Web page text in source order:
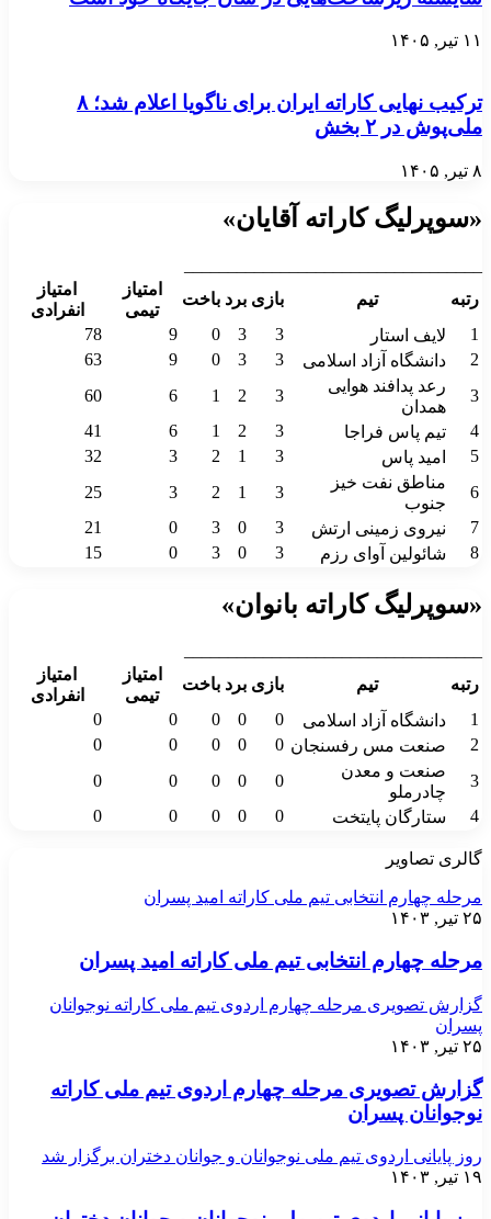
۱۱ تیر, ۱۴۰۵
ترکیب نهایی کاراته ایران برای ناگویا اعلام شد؛ ۸
ملی‌پوش در ۲ بخش
۸ تیر, ۱۴۰۵
«سوپرلیگ کاراته آقایان»
رتبه
تیم بازی برد باخت
امتیاز
تیمی
امتیاز
انفرادی
1
لایف استار 3
3
0
9
78
2
دانشگاه آزاد اسلامی 3
3
0
9
63
3
رعد پدافند هوایی
همدان
3
2
1
6
60
4
تیم پاس فراجا 3
2
1
6
41
5
امید پاس 3
1
2
3
32
6
مناطق نفت خیز
جنوب
3
1
2
3
25
7
نیروی زمینی ارتش 3
0
3
0
21
8
شائولین آوای رزم 3
0
3
0
15
«سوپرلیگ کاراته بانوان»
رتبه
تیم بازی برد باخت
امتیاز
تیمی
امتیاز
انفرادی
1
دانشگاه آزاد اسلامی 0
0
0
0
0
2
صنعت مس رفسنجان 0
0
0
0
0
3
صنعت و معدن
چادرملو
0
0
0
0
0
4
ستارگان پایتخت 0
0
0
0
0
گالری تصاویر
مرحله چهارم انتخابی تیم ملی کاراته امید پسران
۲۵ تیر, ۱۴۰۳
مرحله چهارم انتخابی تیم ملی کاراته امید پسران
گزارش تصویری مرحله چهارم اردوی تیم ملی کاراته نوجوانان
پسران
۲۵ تیر, ۱۴۰۳
گزارش تصویری مرحله چهارم اردوی تیم ملی کاراته
نوجوانان پسران
روز پایانی اردوی تیم ملی نوجوانان و جوانان دختران برگزار شد
۱۹ تیر, ۱۴۰۳